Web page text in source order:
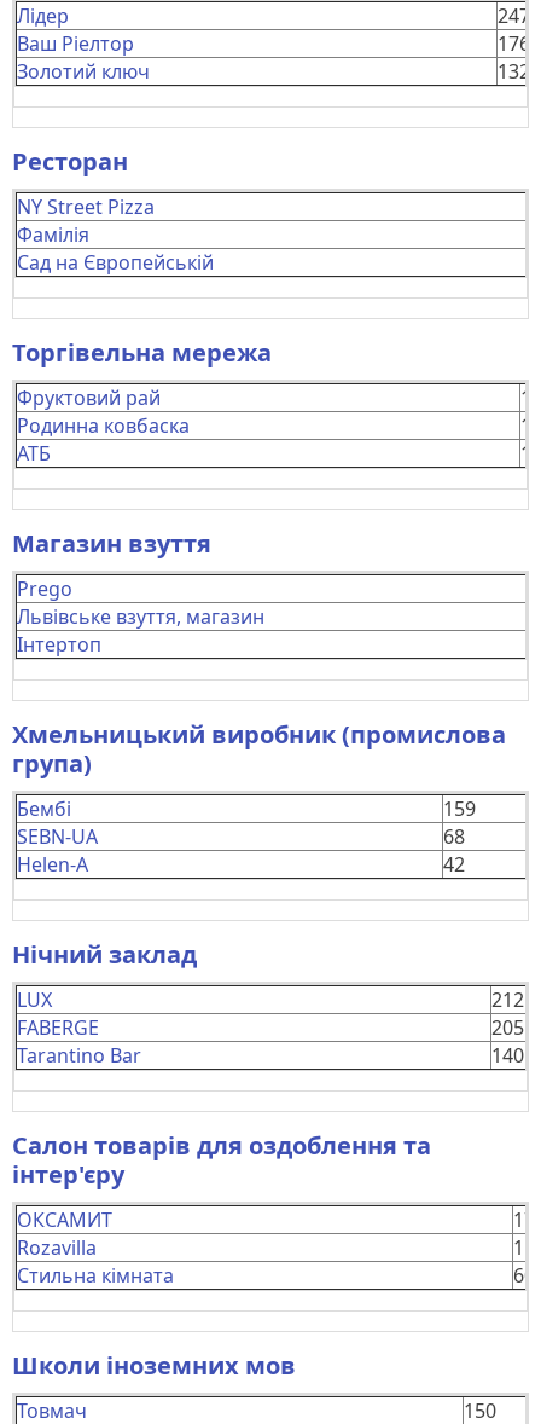
Лідер
247
Ваш Ріелтор
176
Золотий ключ
132
Ресторан
NY Street Pizza
Фамілія
Сад на Європейській
Торгівельна мережа
Фруктовий рай
Родинна ковбаска
АТБ
Магазин взуття
Prego
Львівське взуття, магазин
Інтертоп
Хмельницький виробник (промислова
група)
Бембі
159
SEBN-UA
68
Helen-A
42
Нічний заклад
LUX
212
FABERGE
205
Tarantino Bar
140
Салон товарів для оздоблення та
інтер'єру
ОКСАМИТ
Rozavilla
Стильна кімната
60
Школи іноземних мов
Товмач 150